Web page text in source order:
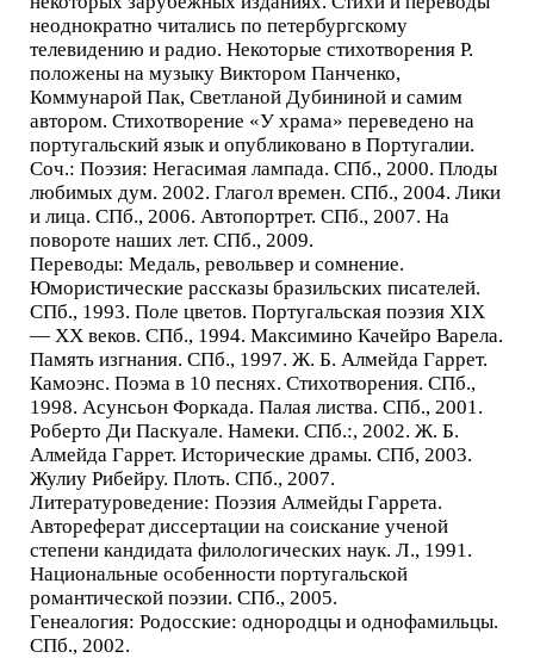
неоднократно читались по петербургскому
телевидению и радио. Некоторые стихотворения Р.
положены на музыку Виктором Панченко,
Коммунарой Пак, Светланой Дубининой и самим
автором. Стихотворение «У храма» переведено на
португальский язык и опубликовано в Португалии.
Соч.: Поэзия: Негасимая лампада. СПб., 2000. Плоды
любимых дум. 2002. Глагол времен. СПб., 2004. Лики
и лица. СПб., 2006. Автопортрет. СПб., 2007. На
повороте наших лет. СПб., 2009.
Переводы: Медаль, револьвер и сомнение.
Юмористические рассказы бразильских писателей.
СПб., 1993. Поле цветов. Португальская поэзия XIX
— XX веков. СПб., 1994. Максимино Качейро Варела.
Память изгнания. СПб., 1997. Ж. Б. Алмейда Гаррет.
Камоэнс. Поэма в 10 песнях. Стихотворения. СПб.,
1998. Асунсьон Форкада. Палая листва. СПб., 2001.
Роберто Ди Паскуале. Намеки. СПб.:, 2002. Ж. Б.
Алмейда Гаррет. Исторические драмы. СПб, 2003.
Жулиу Рибейру. Плоть. СПб., 2007.
Литературоведение: Поэзия Алмейды Гаррета.
Автореферат диссертации на соискание ученой
степени кандидата филологических наук. Л., 1991.
Национальные особенности португальской
романтической поэзии. СПб., 2005.
Генеалогия: Родосские: однородцы и однофамильцы.
СПб., 2002.